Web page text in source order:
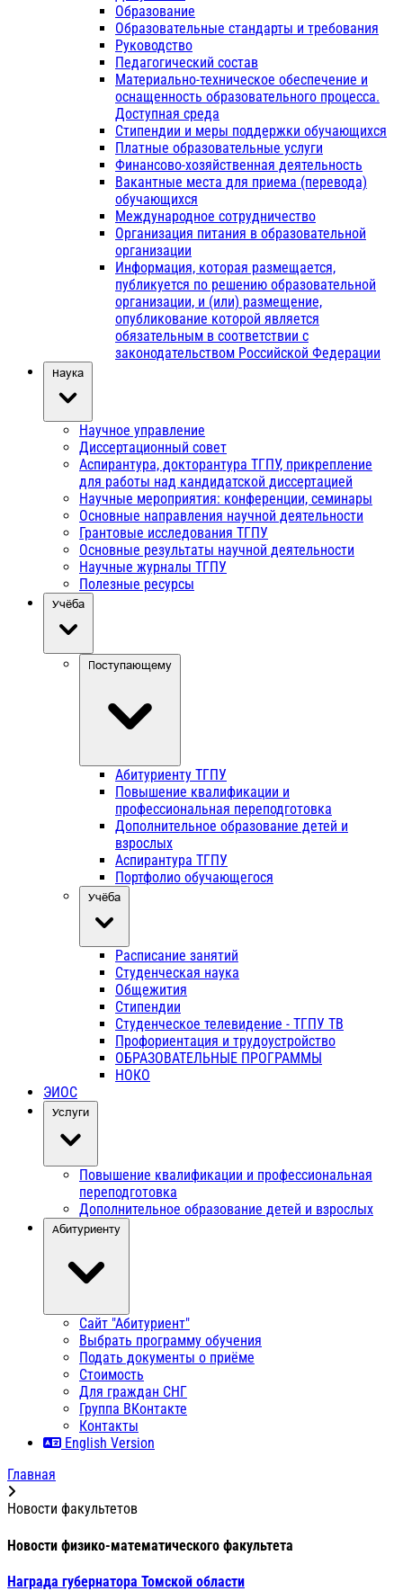
Образование
Образовательные стандарты и требования
Руководство
Педагогический состав
Материально-техническое обеспечение и
оснащенность образовательного процесса.
Доступная среда
Стипендии и меры поддержки обучающихся
Платные образовательные услуги
Финансово-хозяйственная деятельность
Вакантные места для приема (перевода)
обучающихся
Международное сотрудничество
Организация питания в образовательной
организации
Информация, которая размещается,
публикуется по решению образовательной
организации, и (или) размещение,
опубликование которой является
обязательным в соответствии с
законодательством Российской Федерации
Наука
Научное управление
Диссертационный совет
Аспирантура, докторантура ТГПУ, прикрепление
для работы над кандидатской диссертацией
Научные мероприятия: конференции, семинары
Основные направления научной деятельности
Грантовые исследования ТГПУ
Основные результаты научной деятельности
Научные журналы ТГПУ
Полезные ресурсы
Учёба
Поступающему
Абитуриенту ТГПУ
Повышение квалификации и
профессиональная переподготовка
Дополнительное образование детей и
взрослых
Аспирантура ТГПУ
Портфолио обучающегося
Учёба
Расписание занятий
Студенческая наука
Общежития
Стипендии
Студенческое телевидение - ТГПУ ТВ
Профориентация и трудоустройство
ОБРАЗОВАТЕЛЬНЫЕ ПРОГРАММЫ
НОКО
ЭИОС
Услуги
Повышение квалификации и профессиональная
переподготовка
Дополнительное образование детей и взрослых
Абитуриенту
Сайт "Абитуриент"
Выбрать программу обучения
Подать документы о приёме
Стоимость
Для граждан СНГ
Группа ВКонтакте
Контакты
English Version
Главная
Новости факультетов
Новости физико-математического факультета
Награда губернатора Томской области